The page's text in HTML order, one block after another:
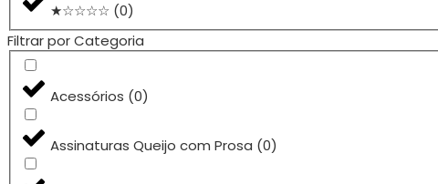
★☆☆☆☆ (0)
Filtrar por Categoria
Acessórios (0)
Assinaturas Queijo com Prosa (0)